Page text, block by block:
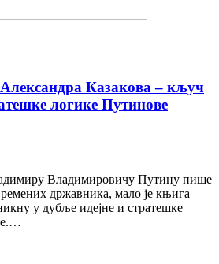
Александра Казакова – кључ
логике Путинове
Владимировичу Путину пише
државника, мало је књига
у дубље идејне и стратешке